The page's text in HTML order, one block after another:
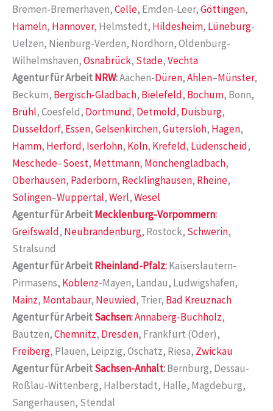
Bremen-Bremerhaven,Celle, Emden-Leer,Göttingen,
Hameln, Hannover, Helmstedt, Hildesheim, Lüneburg-
Uelzen, Nienburg-Verden, Nordhorn, Oldenburg-
Wilhelmshaven,Osnabrück, Stade,Vechta
Agentur für ArbeitNRW:Aachen-Düren,Ahlen–Münster,
Beckum, Bergisch-Gladbach, Bielefeld, Bochum, Bonn,
Brühl, Coesfeld, Dortmund, Detmold, Duisburg,
Düsseldorf, Essen,Gelsenkirchen,Gütersloh, Hagen,
Hamm, Herford, Iserlohn, Köln, Krefeld, Lüdenscheid,
Meschede–Soest, Mettmann, Mönchengladbach,
Oberhausen, Paderborn, Recklinghausen, Rheine,
Solingen–Wuppertal,Werl,Wesel
Agentur für ArbeitMecklenburg-Vorpommern:
Greifswald, Neubrandenburg, Rostock, Schwerin,
Stralsund
Agentur für ArbeitRheinland-Pfalz:Kaiserslautern-
Pirmasens, Koblenz-Mayen, Landau, Ludwigshafen,
Mainz, Montabaur, Neuwied, Trier, Bad Kreuznach
Agentur für ArbeitSachsen:Annaberg-Buchholz,
Bautzen,Chemnitz, Dresden, Frankfurt (Oder),
Freiberg, Plauen, Leipzig, Oschatz, Riesa, Zwickau
Agentur für ArbeitSachsen-Anhalt:Bernburg, Dessau-
Roßlau-Wittenberg, Halberstadt, Halle, Magdeburg,
Sangerhausen, Stendal